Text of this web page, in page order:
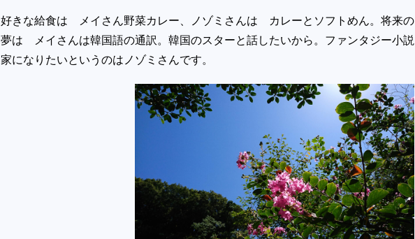
好きな給食は メイさん野菜カレー、ノゾミさんは カレーとソフトめん。将来の
夢は メイさんは韓国語の通訳。韓国のスターと話したいから。ファンタジー小説
家になりたいというのはノゾミさんです。